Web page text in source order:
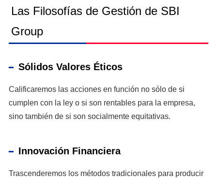
Las Filosofías de Gestión de SBI
Group
Sólidos Valores Éticos
Calificaremos las acciones en función no sólo de si
cumplen con la ley o si son rentables para la empresa,
sino también de si son socialmente equitativas.
Innovación Financiera
Trascenderemos los métodos tradicionales para producir